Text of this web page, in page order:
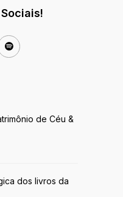
de Céu &
dos livros da